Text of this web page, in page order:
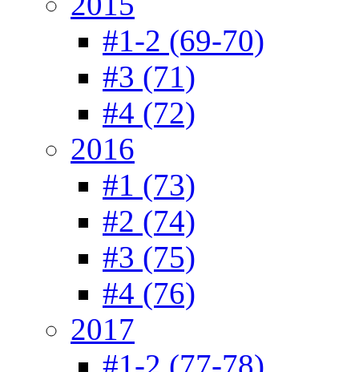
#1-2 (69-70)
#3 (71)
#4 (72)
2016
#1 (73)
#2 (74)
#3 (75)
#4 (76)
2017